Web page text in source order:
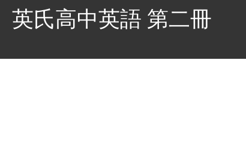
英氏高中英語 第二冊